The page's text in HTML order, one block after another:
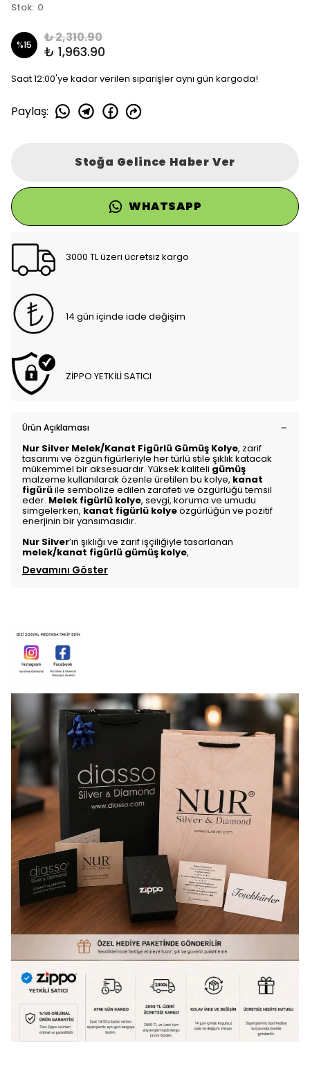
Stok: 0
%15 ₺ 2,310.90
₺ 1,963.90
Saat 12:00'ye kadar verilen siparişler aynı gün kargoda!
Paylaş:
Stoğa Gelince Haber Ver
WHATSAPP
3000 TL üzeri ücretsiz kargo
14 gün içinde iade değişim
ZİPPO YETKİLİ SATICI
Ürün Açıklaması
Nur Silver Melek/Kanat Figürlü Gümüş Kolye, zarif
tasarımı ve özgün figürleriyle her türlü stile şıklık katacak
mükemmel bir aksesuardır. Yüksek kaliteli gümüş
malzeme kullanılarak özenle üretilen bu kolye, kanat
figürüile sembolize edilen zarafeti ve özgürlüğü temsil
eder. Melek figürlü kolye, sevgi, koruma ve umudu
simgelerken, kanat figürlü kolyeözgürlüğün ve pozitif
enerjinin bir yansımasıdır.
Nur Silver’ın şıklığı ve zarif işçiliğiyle tasarlanan
melek/kanat figürlü gümüş kolye,
Devamını Göster